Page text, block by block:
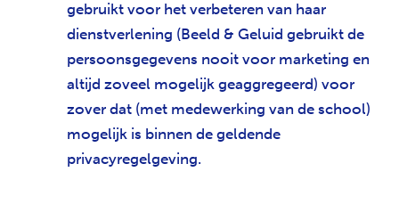
gebruikt voor het verbeteren van haar
dienstverlening (Beeld & Geluid gebruikt de
persoonsgegevens nooit voor marketing en
altijd zoveel mogelijk geaggregeerd) voor
zover dat (met medewerking van de school)
mogelijk is binnen de geldende
privacyregelgeving.